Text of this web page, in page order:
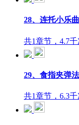
28、连托小乐
共1章节，4.7
29、食指夹弹
共1章节，6.3